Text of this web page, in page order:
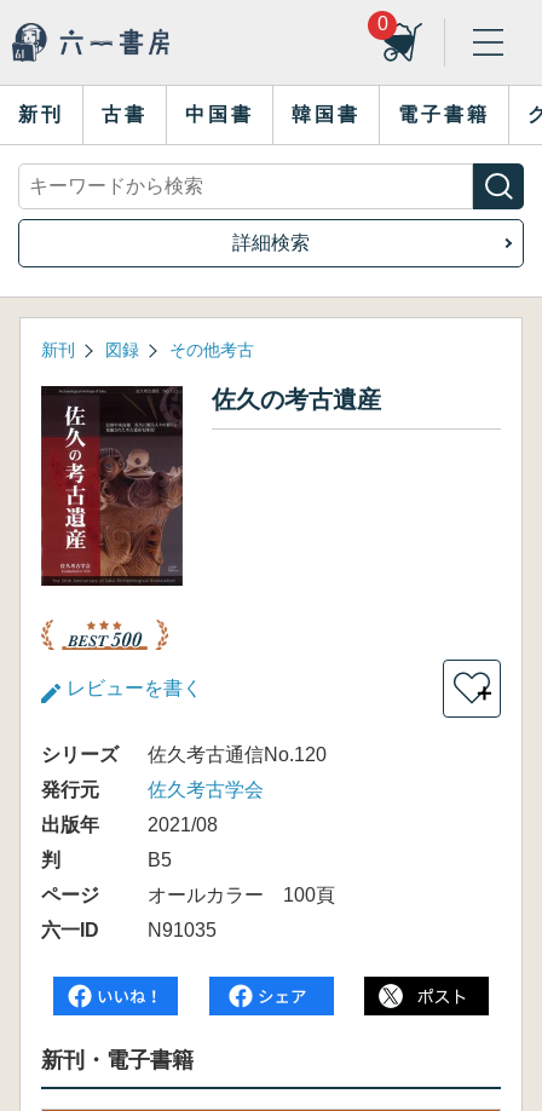
0
新刊 古書 中国書 韓国書 電子書籍
詳細検索
新刊 図録 その他考古
佐久の考古遺産
レビューを書く ＋
シリーズ
佐久考古通信No.120
発行元
佐久考古学会
出版年
2021/08
判
B5
ページ
オールカラー 100頁
六一ID
N91035
新刊・電子書籍